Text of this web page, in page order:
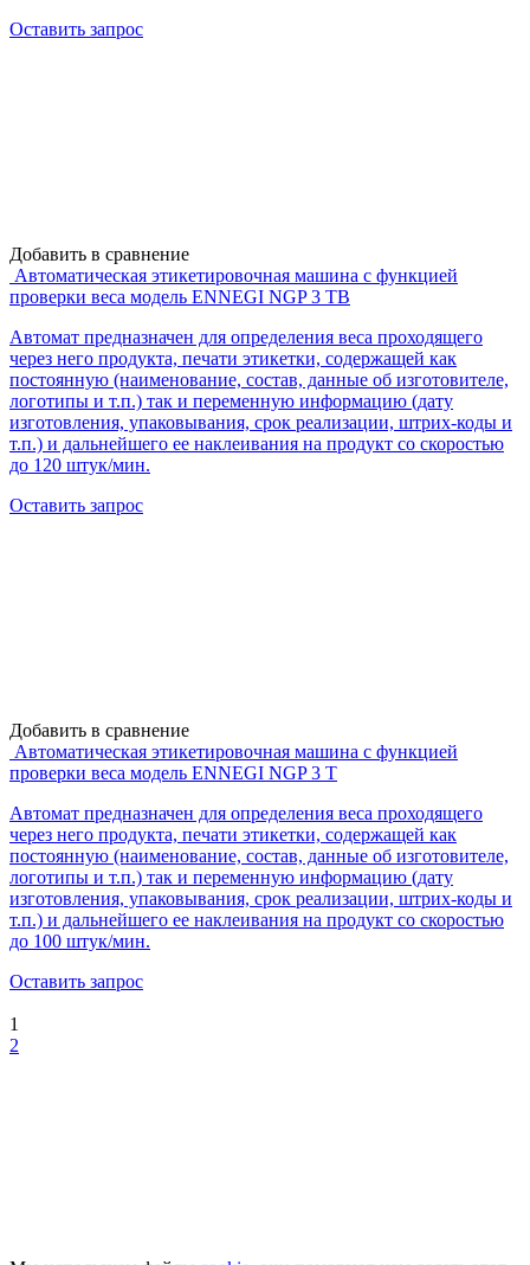
Оставить запрос
Добавить в сравнение
Автоматическая этикетировочная машина с функцией
проверки веса модель ENNEGI NGP 3 TB
Автомат предназначен для определения веса проходящего
через него продукта, печати этикетки, содержащей как
постоянную (наименование, состав, данные об изготовителе,
логотипы и т.п.) так и переменную информацию (дату
изготовления, упаковывания, срок реализации, штрих-коды и
т.п.) и дальнейшего ее наклеивания на продукт со скоростью
до 120 штук/мин.
Оставить запрос
Добавить в сравнение
Автоматическая этикетировочная машина с функцией
проверки веса модель ENNEGI NGP 3 T
Автомат предназначен для определения веса проходящего
через него продукта, печати этикетки, содержащей как
постоянную (наименование, состав, данные об изготовителе,
логотипы и т.п.) так и переменную информацию (дату
изготовления, упаковывания, срок реализации, штрих-коды и
т.п.) и дальнейшего ее наклеивания на продукт со скоростью
до 100 штук/мин.
Оставить запрос
1
2